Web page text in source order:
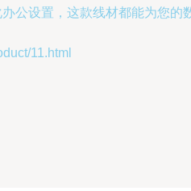
公设置，这款线材都能为您
11.html